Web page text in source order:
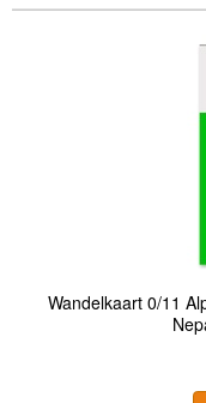
Wandelkaart 0/11